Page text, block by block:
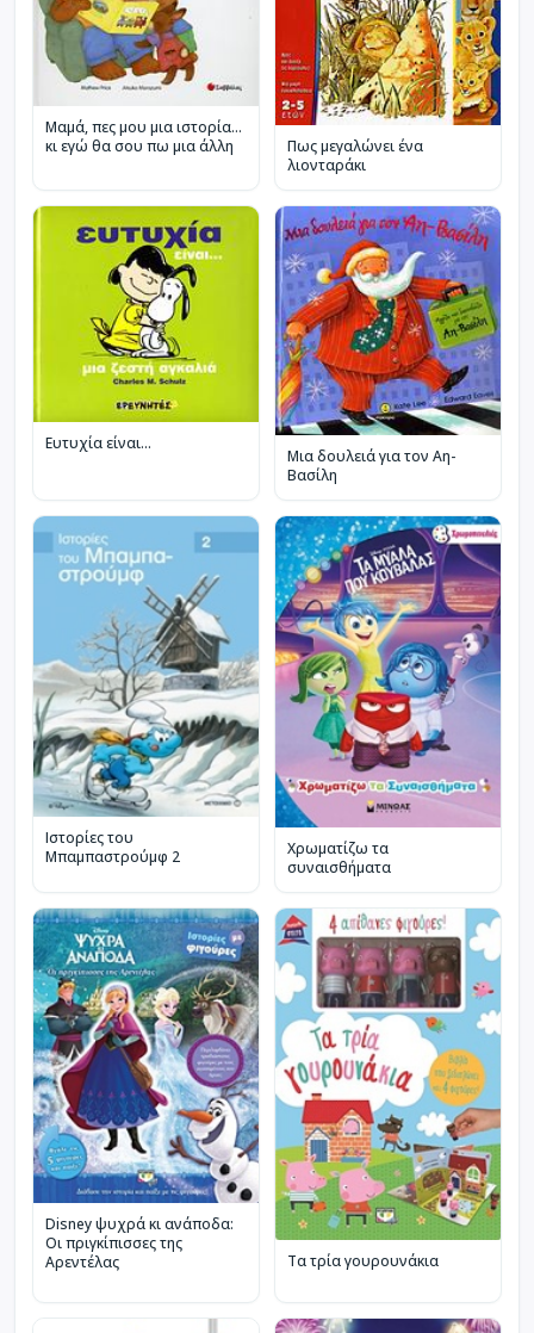
Μαµά, πες µου µια ιστορία…
κι εγώ θα σου πω µια άλλη
Πως μεγαλώνει ένα
λιονταράκι
Ευτυχία είναι...
Μια δουλειά για τον Αη-
Βασίλη
Ιστορίες του
Μπαμπαστρούμφ 2
Χρωματίζω τα
συναισθήματα
Disney ψυχρά κι ανάποδα:
Οι πριγκίπισσες της
Αρεντέλας
Τα τρία γουρουνάκια